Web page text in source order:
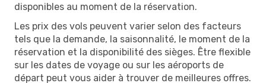
disponibles au moment de la réservation.
Les prix des vols peuvent varier selon des facteurs
tels que la demande, la saisonnalité, le moment de la
réservation et la disponibilité des sièges. Être flexible
sur les dates de voyage ou sur les aéroports de
départ peut vous aider à trouver de meilleures offres.